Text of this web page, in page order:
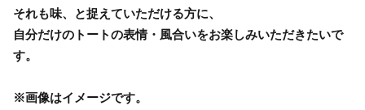
それも味、と捉えていただける方に、
自分だけのトートの表情・風合いをお楽しみいただきたいで
す。
※画像はイメージです。